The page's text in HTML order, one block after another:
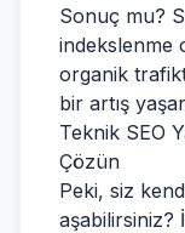
Sonuç mu?
indekslenme
organik
bir artış
Teknik SEO
Çözün
Peki, siz
aşabilirsiniz?